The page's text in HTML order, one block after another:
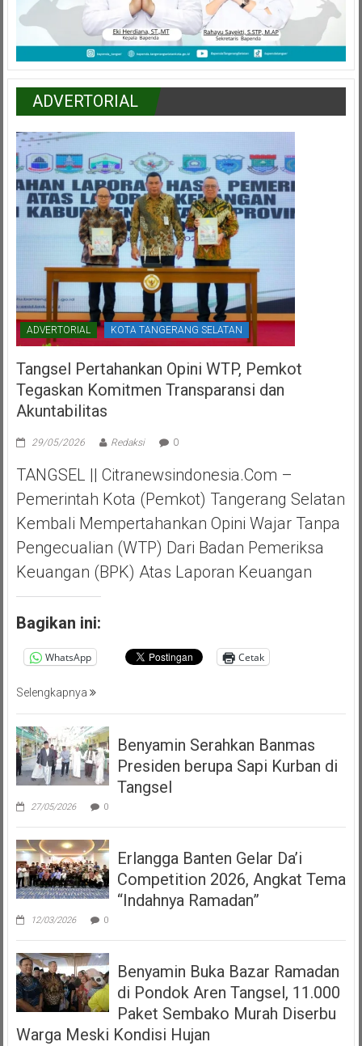
ADVERTORIAL
ADVERTORIAL KOTA TANGERANG SELATAN
Tangsel Pertahankan Opini WTP, Pemkot
Tegaskan Komitmen Transparansi dan
Akuntabilitas
29/05/2026 Redaksi 0
TANGSEL || Citranewsindonesia.com –
Pemerintah Kota (Pemkot) Tangerang Selatan
Kembali Mempertahankan Opini Wajar Tanpa
Pengecualian (WTP) Dari Badan Pemeriksa
Keuangan (BPK) Atas Laporan Keuangan
Bagikan ini:
WhatsApp Cetak
Selengkapnya
Benyamin Serahkan Banmas
Presiden berupa Sapi Kurban di
Tangsel
27/05/2026 0
Erlangga Banten Gelar Da’i
Competition 2026, Angkat Tema
“Indahnya Ramadan”
12/03/2026 0
Benyamin Buka Bazar Ramadan
di Pondok Aren Tangsel, 11.000
Paket Sembako Murah Diserbu
Warga Meski Kondisi Hujan